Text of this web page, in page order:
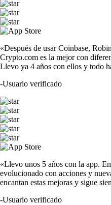
«Después de usar Coinbase,
Crypto.com es la mejor con
Llevo ya 4 años con ellos y todo
-Usuario verificado
«Llevo unos 5 años con la app.
evolucionado con acciones y
encantan estas mejoras y sigue
-Usuario verificado